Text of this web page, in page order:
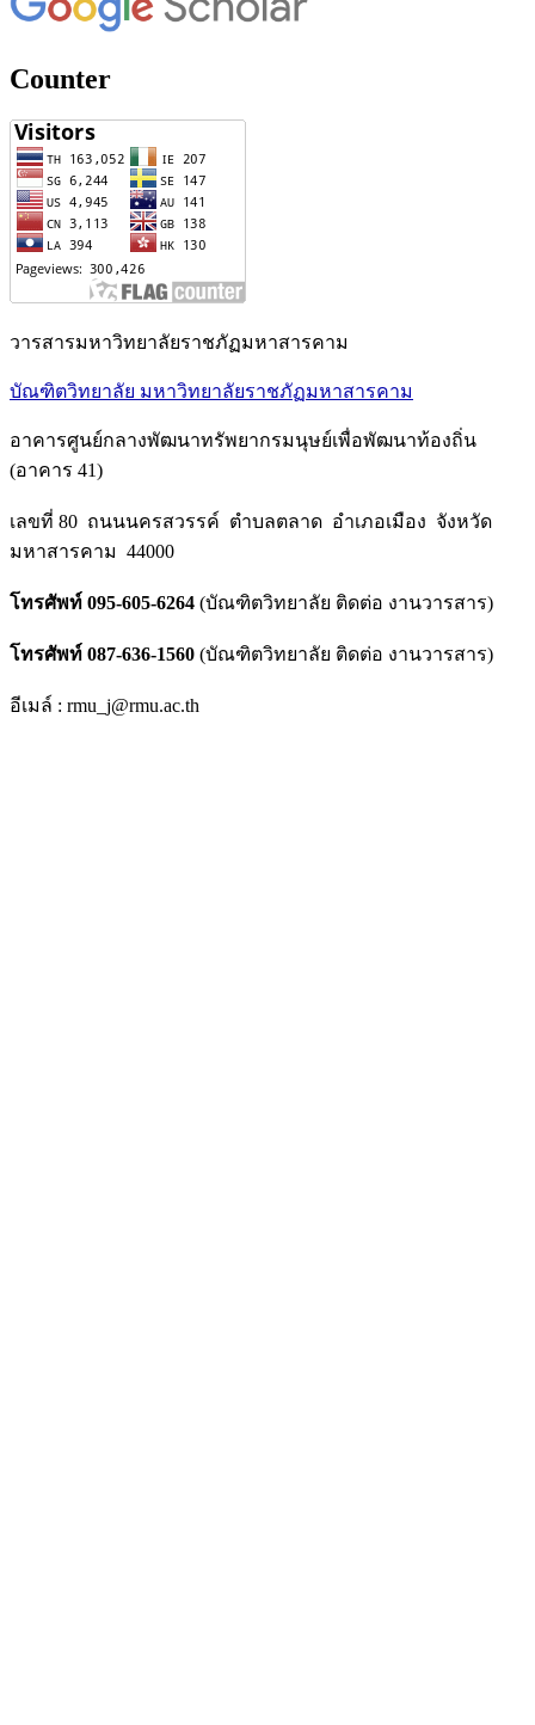
Counter
วารสารมหาวิทยาลัยราชภัฏมหาสารคาม
บัณฑิตวิทยาลัย มหาวิทยาลัยราชภัฏมหาสารคาม
อาคารศูนย์กลางพัฒนาทรัพยากรมนุษย์เพื่อพัฒนาท้องถิ่น
(อาคาร 41)
เลขที่ 80 ถนนนครสวรรค์ ตำบลตลาด อำเภอเมือง จังหวัด
มหาสารคาม 44000
โทรศัพท์ 095-605-6264 (บัณฑิตวิทยาลัย ติดต่อ งานวารสาร)
โทรศัพท์ 087-636-1560 (บัณฑิตวิทยาลัย ติดต่อ งานวารสาร)
อีเมล์ : rmu_j@rmu.ac.th